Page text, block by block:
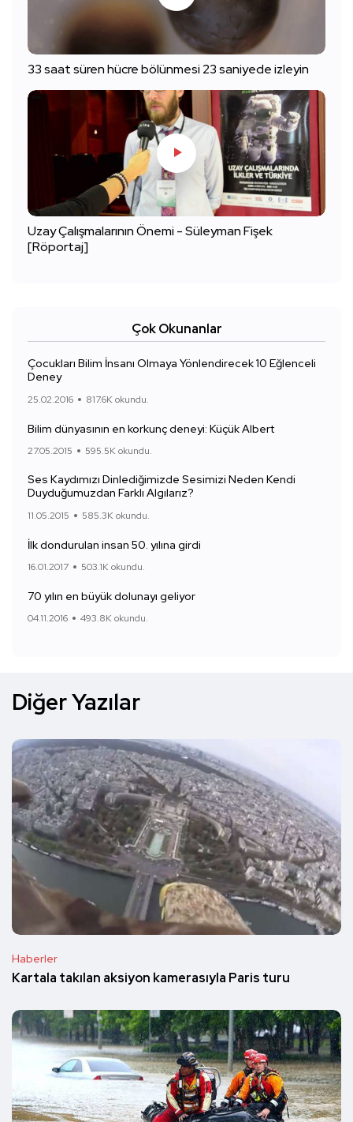
33 saat süren hücre bölünmesi 23 saniyede izleyin
Uzay Çalışmalarının Önemi - Süleyman Fişek
[Röportaj]
Çok Okunanlar
Çocukları Bilim İnsanı Olmaya Yönlendirecek 10 Eğlenceli
Deney
25.02.2016 817.6K okundu.
Bilim dünyasının en korkunç deneyi: Küçük Albert
27.05.2015 595.5K okundu.
Ses Kaydımızı Dinlediğimizde Sesimizi Neden Kendi
Duyduğumuzdan Farklı Algılarız?
11.05.2015 585.3K okundu.
İlk dondurulan insan 50. yılına girdi
16.01.2017 503.1K okundu.
70 yılın en büyük dolunayı geliyor
04.11.2016 493.8K okundu.
Diğer Yazılar
Haberler
Kartala takılan aksiyon kamerasıyla Paris turu